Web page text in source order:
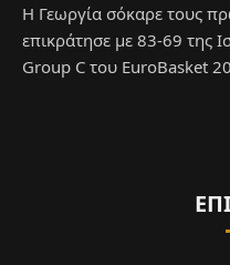
Η Γεωργία σόκαρε τους
επικράτησε με 83-69 της
Group C του EuroBasket